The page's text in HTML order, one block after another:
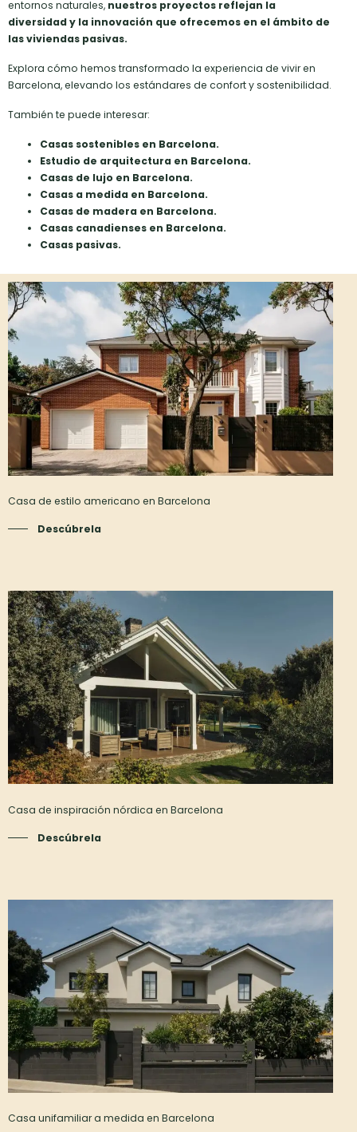
entornos naturales, nuestros proyectos reflejan la
diversidad y la innovación que ofrecemos en el ámbito de
las viviendas pasivas.
Explora cómo hemos transformado la experiencia de vivir en
Barcelona, elevando los estándares de confort y sostenibilidad.
También te puede interesar:
Casas sostenibles en Barcelona.
Estudio de arquitectura en Barcelona.
Casas de lujo en Barcelona.
Casas a medida en Barcelona.
Casas de madera en Barcelona.
Casas canadienses en Barcelona.
Casas pasivas.
Casa de estilo americano en Barcelona
Descúbrela
Casa de inspiración nórdica en Barcelona
Descúbrela
Casa unifamiliar a medida en Barcelona